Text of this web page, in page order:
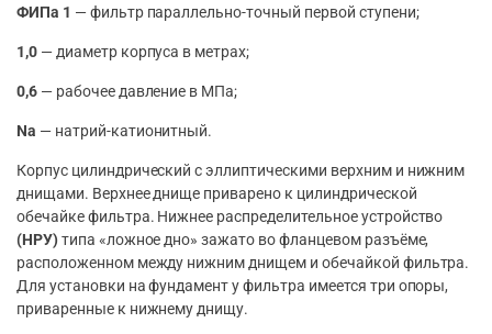
ФИПа 1 — фильтр параллельно-точный первой ступени;
1,0— диаметр корпуса в метрах;
0,6— рабочее давление в МПа;
Na — натрий-катионитный.
Корпус цилиндрический с эллиптическими верхним и нижним
днищами. Верхнее днище приварено к цилиндрической
обечайке фильтра. Нижнее распределительное устройство
(НРУ)типа «ложное дно» зажато во фланцевом разъёме,
расположенном между нижним днищем и обечайкой фильтра.
Для установки на фундамент у фильтра имеется три опоры,
приваренные к нижнему днищу.